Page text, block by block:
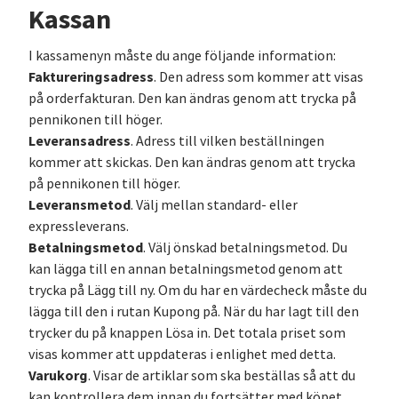
Kassan
I kassamenyn måste du ange följande information:
Faktureringsadress. Den adress som kommer att visas
på orderfakturan. Den kan ändras genom att trycka på
pennikonen till höger.
Leveransadress. Adress till vilken beställningen
kommer att skickas. Den kan ändras genom att trycka
på pennikonen till höger.
Leveransmetod. Välj mellan standard- eller
expressleverans.
Betalningsmetod. Välj önskad betalningsmetod. Du
kan lägga till en annan betalningsmetod genom att
trycka på Lägg till ny. Om du har en värdecheck måste du
lägga till den i rutan Kupong på. När du har lagt till den
trycker du på knappen Lösa in. Det totala priset som
visas kommer att uppdateras i enlighet med detta.
Varukorg. Visar de artiklar som ska beställas så att du